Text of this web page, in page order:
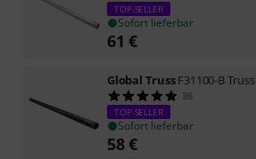
TOP-SELLER
Sofort lieferbar
61 €
Global TrussF31100-B
36
TOP-SELLER
Sofort lieferbar
58€